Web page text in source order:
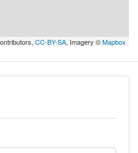
CC-BY-SA, Imagery ©Mapbox